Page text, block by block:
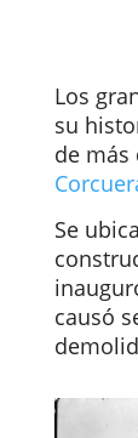
Los
su
de más
Se
causó